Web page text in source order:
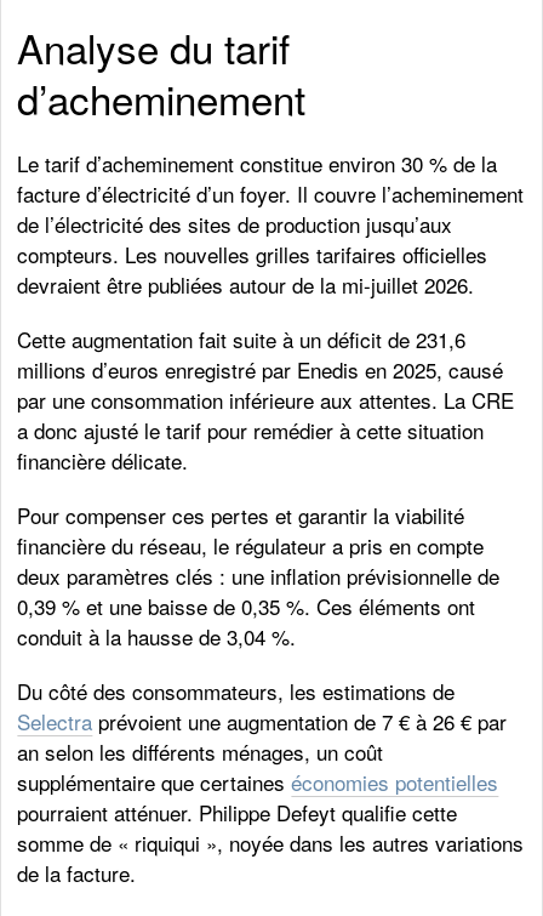
Analyse du tarif
d’acheminement
Le tarif d’acheminement constitue environ 30 % de la
facture d’électricité d’un foyer. Il couvre l’acheminement
de l’électricité des sites de production jusqu’aux
compteurs. Les nouvelles grilles tarifaires officielles
devraient être publiées autour de la mi-juillet 2026.
Cette augmentation fait suite à un déficit de 231,6
millions d’euros enregistré par Enedis en 2025, causé
par une consommation inférieure aux attentes. La CRE
a donc ajusté le tarif pour remédier à cette situation
financière délicate.
Pour compenser ces pertes et garantir la viabilité
financière du réseau, le régulateur a pris en compte
deux paramètres clés : une inflation prévisionnelle de
0,39 % et une baisse de 0,35 %. Ces éléments ont
conduit à la hausse de 3,04 %.
Du côté des consommateurs, les estimations de
Selectra prévoient une augmentation de 7 € à 26 € par
an selon les différents ménages, un coût
supplémentaire que certaineséconomies potentielles
pourraient atténuer. Philippe Defeyt qualifie cette
somme de « riquiqui », noyée dans les autres variations
de la facture.